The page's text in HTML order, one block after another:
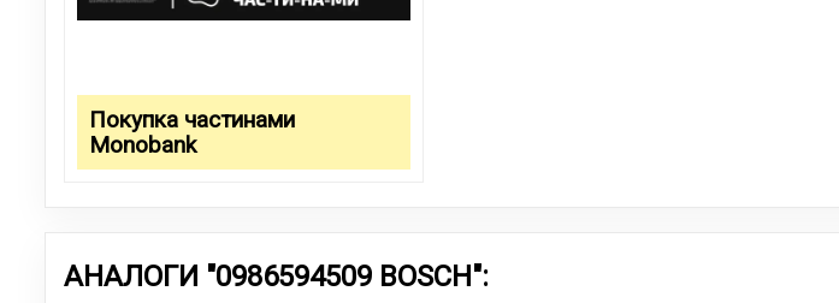
Покупка частинами
Monobank
АНАЛОГИ "0986594509 BOSCH":